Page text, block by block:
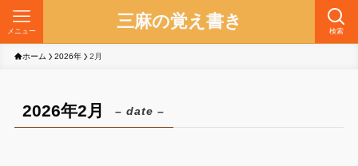
三麻の覚え書き 検索
メニュー
ホーム 2026年 2月
2026年2月 – date –